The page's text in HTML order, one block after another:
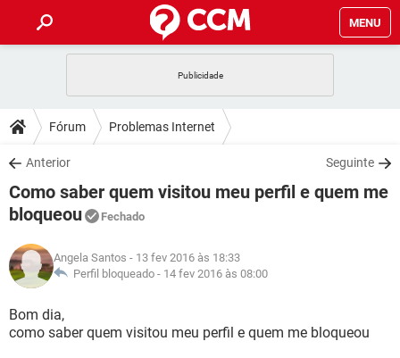
MENU
CELULAR FACEBOOK
OUTLOOK
INSTAGRAM GMAIL
GUIA DE COMPRAS
DICAS
JOGOS WHATSAPP
OUTLOOK
GUIA DE COMPRAS
DOWNLOADS
JOGOS WHATSAPP
CELULAR
OUTLOOK EXCEL
INSTAGRAM
GUIA DE COMPRAS
FÓRUM
CELULAR FACEBOOK
INSTAGRAM GMAIL
GLOSSÁRIO
JOGOS
CELULAR
Fórum Problemas Internet
Anterior Seguinte
Como saber quem visitou meu perfil e quem me
bloqueou
Fechado
Angela Santos - 13 fev 2016 às 18:33
Perfil bloqueado - 14 fev 2016 às 08:00
Bom dia,
como saber quem visitou meu perfil e quem me bloqueou